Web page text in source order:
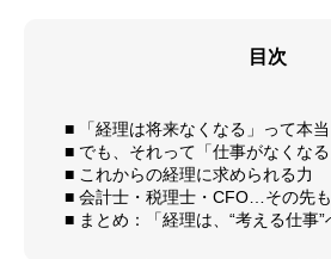
目次
■ 「経理は将来なくなる」って本当
■ でも、それって「仕事がなくな
■ これからの経理に求められる力
■ 会計士・税理士・CFO…その先
■ まとめ：「経理は、“考える仕事”